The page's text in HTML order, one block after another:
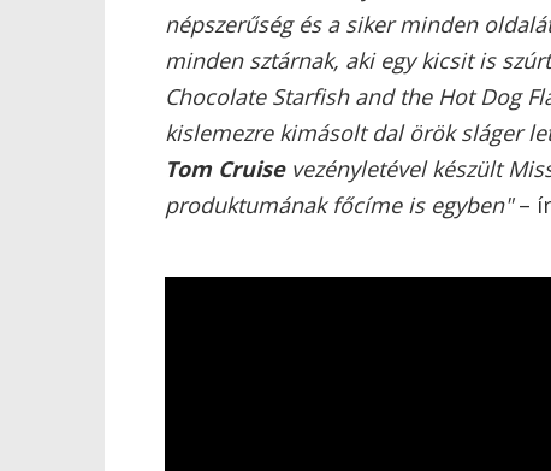
népszerűség és a siker minden
minden sztárnak, aki egy kicsit is
Chocolate Starfish and the Hot Dog
kislemezre kimásolt dal örök sláger
Tom Cruisevezényletével készült
produktumának főcíme is egyben"–